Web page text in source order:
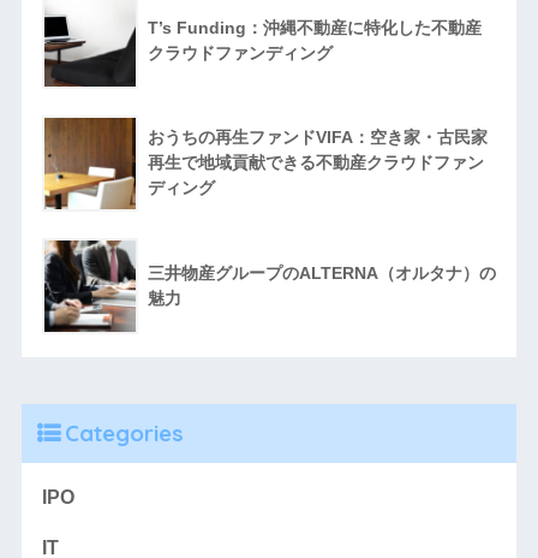
T’s Funding：沖縄不動産に特化した不動産
クラウドファンディング
おうちの再生ファンドVIFA：空き家・古民家
再生で地域貢献できる不動産クラウドファン
ディング
三井物産グループのALTERNA（オルタナ）の
魅力
Categories
IPO
IT